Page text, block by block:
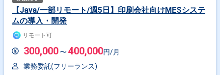
【Java/一部リモート/週5日】印刷会社向けMESシステ
ムの導入・開発
リモート可
300,000 〜 400,000円/月
業務委託(フリーランス)